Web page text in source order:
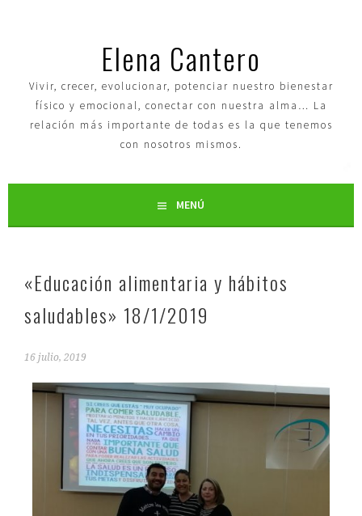
Elena Cantero
Vivir, crecer, evolucionar, potenciar nuestro bienestar
físico y emocional, conectar con nuestra alma… La
relación más importante de todas es la que tenemos
con nosotros mismos.
MENÚ
«Educación alimentaria y hábitos
saludables» 18/1/2019
16 julio, 2019